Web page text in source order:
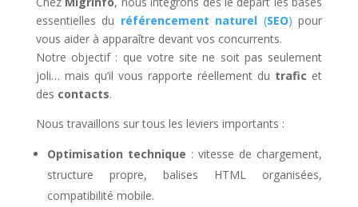
essentielles du référencement naturel (SEO) pour
vous aider à apparaître devant vos concurrents.
Notre objectif : que votre site ne soit pas seulement
joli… mais qu’il vous rapporte réellement du trafic et
des contacts.
Nous travaillons sur tous les leviers importants :
Optimisation technique : vitesse de chargement,
structure propre, balises HTML organisées,
compatibilité mobile.